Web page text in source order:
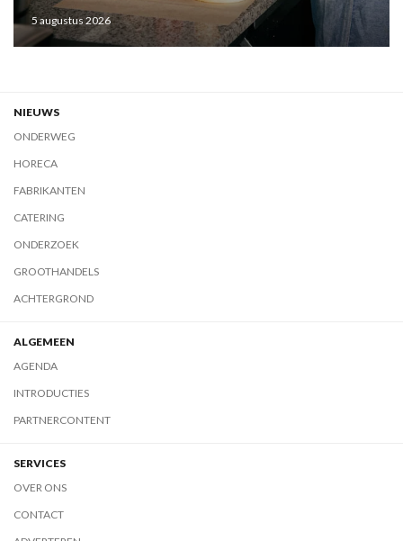
5 augustus 2026
NIEUWS
ONDERWEG
HORECA
FABRIKANTEN
CATERING
ONDERZOEK
GROOTHANDELS
ACHTERGROND
ALGEMEEN
AGENDA
INTRODUCTIES
PARTNERCONTENT
SERVICES
OVER ONS
CONTACT